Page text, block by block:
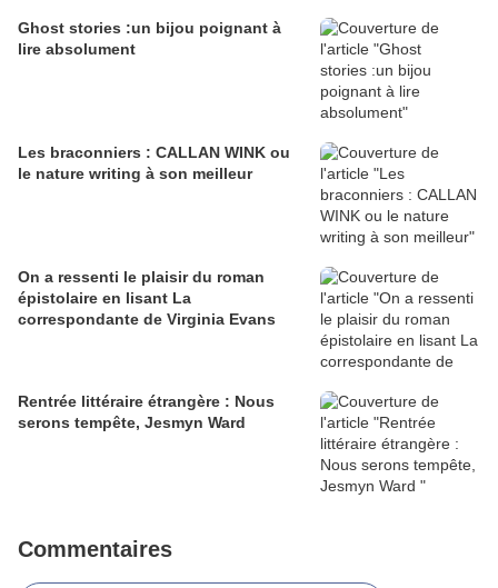
Ghost stories :un bijou poignant à
lire absolument
Les braconniers : CALLAN WINK ou
le nature writing à son meilleur
On a ressenti le plaisir du roman
épistolaire en lisant La
correspondante de Virginia Evans
Rentrée littéraire étrangère : Nous
serons tempête, Jesmyn Ward
Commentaires